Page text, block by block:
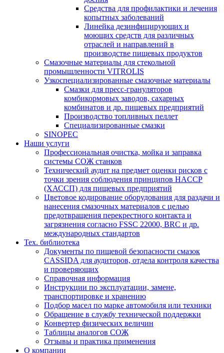
Средства для профилактики и лечения
копытных заболеваний
Линейка дезинфицирующих и
моющих средств для различных
отраслей и направлений в
производстве пищевых продуктов
Смазочные материалы для стекольной
промышленности VITROLIS
Узкоспециализированные смазочные материалы
Смазки для пресс-грануляторов
комбикормовых заводов, сахарных
комбинатов и др. пищевых предприятий
Производство топливных пеллет
Специализированные смазки
SINOPEC
Наши услуги
Профессиональная очистка, мойка и заправка
системы СОЖ станков
Технический аудит на предмет оценки рисков с
точки зрения соблюдения принципов HACCP
(ХАССП) для пищевых предприятий
Цветовое кодирование оборудования для раздачи и
нанесения смазочных материалов с целью
предотвращения перекрестного контакта и
загрязнения согласно FSSC 22000, BRC и др.
международных стандартов
Тех. библиотека
Документы по пищевой безопасности смазок
CASSIDA для аудиторов, отдела контроля качества
и проверяющих
Справочная информация
Инструкции по эксплуатации, замене,
транспортировке и хранению
Подбор масел по марке автомобиля или техники
Обращение в службу технической поддержки
Конвертер физических величин
Таблицы аналогов СОЖ
Отзывы и практика применения
О компании